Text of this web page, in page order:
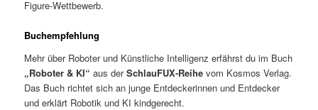
Figure-Wettbewerb.
Buchempfehlung
Mehr über Roboter und Künstliche Intelligenz erfährst du im Buch
„Roboter & KI“ aus derSchlauFUX-Reihe vom Kosmos Verlag.
Das Buch richtet sich an junge Entdeckerinnen und Entdecker
und erklärt Robotik und KI kindgerecht.